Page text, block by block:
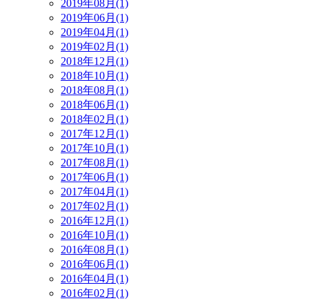
2019年08月(1)
2019年06月(1)
2019年04月(1)
2019年02月(1)
2018年12月(1)
2018年10月(1)
2018年08月(1)
2018年06月(1)
2018年02月(1)
2017年12月(1)
2017年10月(1)
2017年08月(1)
2017年06月(1)
2017年04月(1)
2017年02月(1)
2016年12月(1)
2016年10月(1)
2016年08月(1)
2016年06月(1)
2016年04月(1)
2016年02月(1)